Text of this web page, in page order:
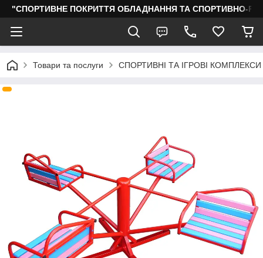
"СПОРТИВНЕ ПОКРИТТЯ ОБЛАДНАННЯ ТА СПОРТИВНО-
Товари та послуги СПОРТИВНІ ТА ІГРОВІ